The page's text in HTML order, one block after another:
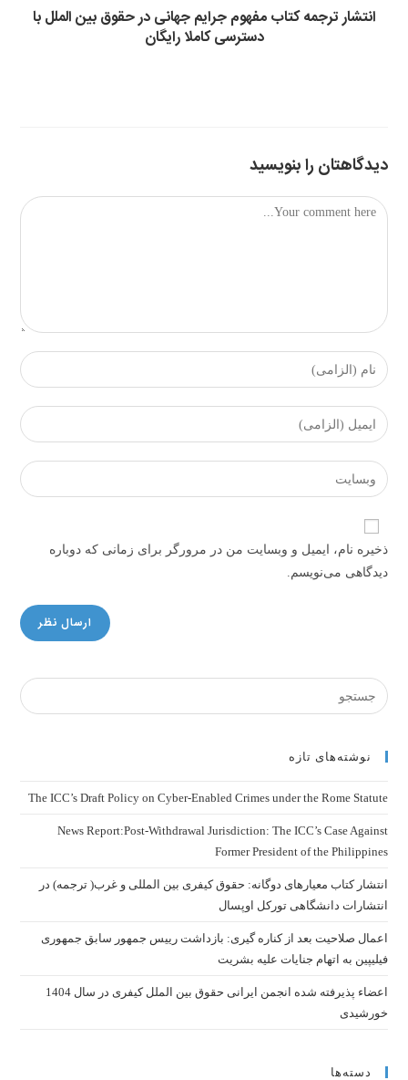
انتشار ترجمه کتاب مفهوم جرایم جهانی در حقوق بین الملل با
دسترسی کاملا رایگان
دیدگاهتان را بنویسید
Comment
Enter
your
name
or
to
comment
Enter
your
email
address
comment
Enter
your
website
(optional)
ذخیره نام، ایمیل و وبسایت من در مرورگر برای زمانی که دوباره
دیدگاهی می‌نویسم.
نوشته‌های تازه
The ICC’s Draft Policy on Cyber-Enabled Crimes under the Rome Statute
News Report:Post-Withdrawal Jurisdiction: The ICC’s Case Against
Former President of the Philippines
انتشار کتاب معیارهای دوگانه: حقوق کیفری بین المللی و غرب( ترجمه) در
انتشارات دانشگاهی تورکل اوپسال
اعمال صلاحیت بعد از کناره گیری: بازداشت رییس جمهور سابق جمهوری
فیلیپین به اتهام جنایات علیه بشریت
اعضاء پذیرفته شده انجمن ایرانی حقوق بین الملل کیفری در سال 1404
خورشیدی
دسته‌ها